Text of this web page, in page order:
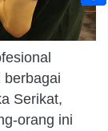
berbagai
Serikat,
orang ini